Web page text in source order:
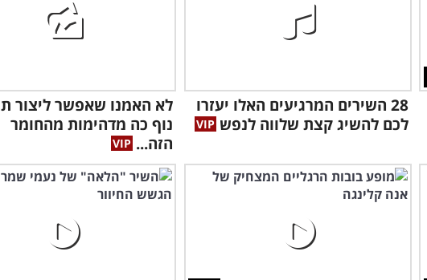
28 השירים המרגיעים האלו יעזרו
לכם להשיג קצת שלווה לנפש
לא האמנו שאפשר ליצור
נוף כה מדהימות מהחומר
הזה...